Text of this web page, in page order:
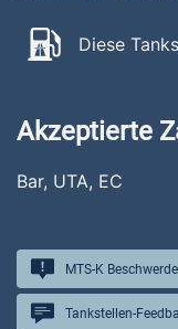
Diese
Akzeptierte
Bar, UTA, EC
MTS-K Beschwerde
Tankstellen-